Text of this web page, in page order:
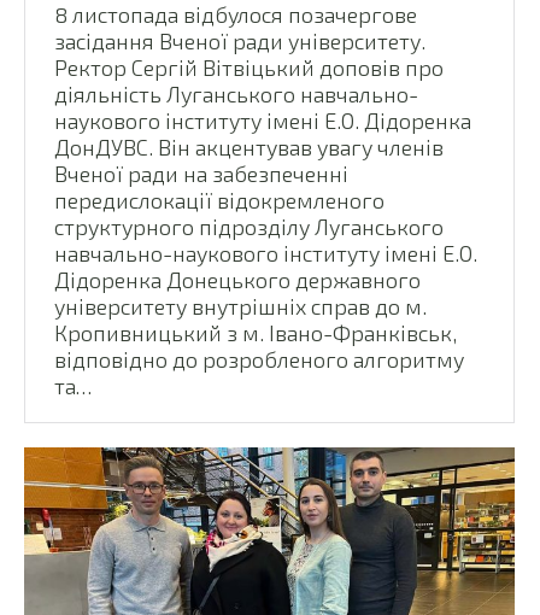
8 листопада відбулося позачергове
засідання Вченої ради університету.
Ректор Сергій Вітвіцький доповів про
діяльність Луганського навчально-
наукового інституту імені Е.О. Дідоренка
ДонДУВС. Він акцентував увагу членів
Вченої ради на забезпеченні
передислокації відокремленого
структурного підрозділу Луганського
навчально-наукового інституту імені Е.О.
Дідоренка Донецького державного
університету внутрішніх справ до м.
Кропивницький з м. Івано-Франківськ,
відповідно до розробленого алгоритму
та…